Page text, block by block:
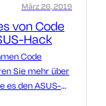
von Code
Hack
März 26, 2019
Code
Sie mehr über
es den ASUS-